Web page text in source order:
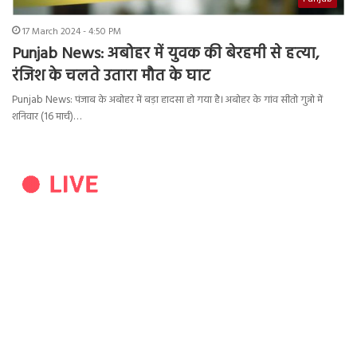
17 March 2024 - 4:50 PM
Punjab News: अबोहर में युवक की बेरहमी से हत्या,
रंजिश के चलते उतारा मौत के घाट
Punjab News: पंजाब के अबोहर में बड़ा हादसा हो गया है। अबोहर के गांव सीतो गुन्नो में
शनिवार (16 मार्च)…